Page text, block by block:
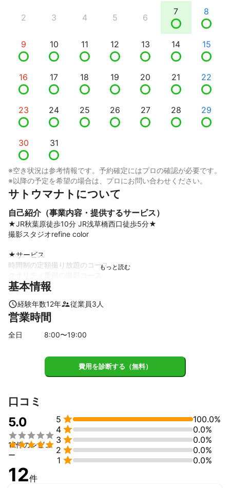
2 3 4 5 6
7 8
9 10 11 12 13 14 15
16 17 18 19 20 21 22
23 24 25 26 27 28 29
30 31
※空き状況は参考情報です。予約確定にはプロの確認が必要です。
※以降の予定を希望の場合は、プロにお問い合わせください。
サトウマナトについて
自己紹介（事業内容・提供するサービス）
★JR秋葉原徒歩10分 JR浅草橋西口徒歩5分★
撮影スタジオrefine color
★サービス
時間制の定額撮り放題のコース
人物撮影コース
高度な画像処理
駐車場有り
キッチンカウンター
経験豊富な広告撮影カメラマンが
す。
気兼ねなくご相談くださいませ。
★お仕事確定前のご相談も受け付けております。
緊急性のある撮影のご相談ください。
これまでの実績
主な実績を下記にまとめております。
基本情報
経験年数12年 従業員3 人
営業時間
全日 8:00〜19:00
費用を診断する（無料）
口コミ
5.0


12件のレビュ
ー
5 
100.0%
4 
0.0%
3 
0.0%
2 
0.0%
1  0.0%
12件